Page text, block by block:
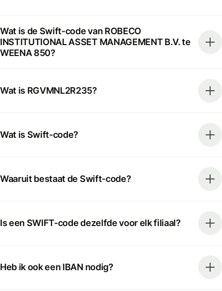
Wat is de Swift-code van ROBECO
INSTITUTIONAL ASSET MANAGEMENT B.V. te
WEENA 850?
Wat is RGVMNL2R235?
Wat is Swift-code?
Waaruit bestaat de Swift-code?
Is een SWIFT-code dezelfde voor elk filiaal?
Heb ik ook een IBAN nodig?